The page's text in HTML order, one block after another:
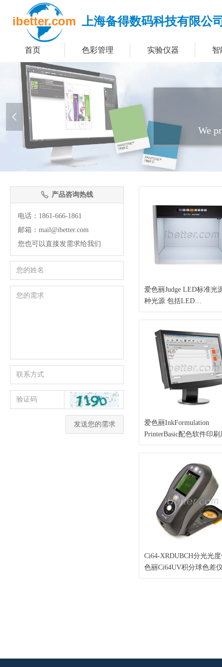
首页 色彩管理 实验仪器 智
ibetter.com 上海备得数码科技有限公
넳
爱色丽Judge LED标准光
种光源 包括LED
D50/D65/UV/A/CWF等可
69×43cm
爱色丽InkFormulation
PrinterBasic配色软件印刷
础版 X-Rite油墨配色系统
Ci64-XRDUBCH分光光
色丽Ci64UV积分球色差
rite手持式色差仪 可切换
We
ꂅ 产品咨询热线
电话：1861-666-1861
邮箱：mail@ibetter.com
您也可以直接发需求给我们
发送您的需求